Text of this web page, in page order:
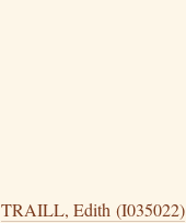
TRAILL, Edith (I035022)